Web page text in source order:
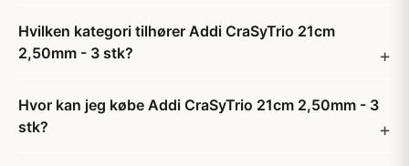
Hvilken kategori tilhører Addi CraSyTrio 21cm
2,50mm - 3 stk?
Hvor kan jeg købe Addi CraSyTrio 21cm 2,50mm - 3
stk?